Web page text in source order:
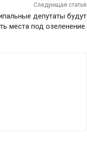
Следующая статья
депутаты будут
места под озеленение.